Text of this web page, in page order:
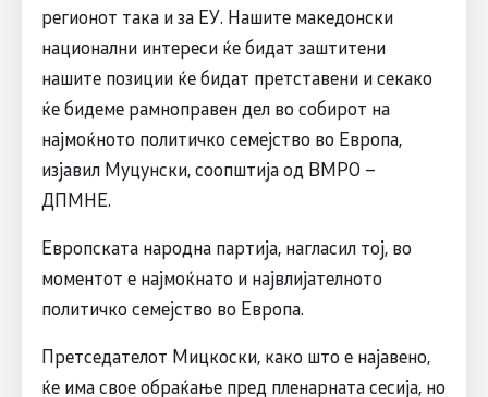
регионот така и за ЕУ. Нашите македонски
национални интереси ќе бидат заштитени
нашите позиции ќе бидат претставени и секако
ќе бидеме рамноправен дел во собирот на
најмоќното политичко семејство во Европа,
изјавил Муцунски, соопштија од ВМРО –
ДПМНЕ.
Европската народна партија, нагласил тој, во
моментот е најмоќнато и највлијателното
политичко семејство во Европа.
Претседателот Мицкоски, како што е најавено,
ќе има свое обраќање пред пленарната сесија, но